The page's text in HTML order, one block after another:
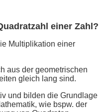
einer Zahl?
Multiplikation einer
aus der geometrischen
gleich lang sind.
und bilden die Grundlage
wie bspw. der